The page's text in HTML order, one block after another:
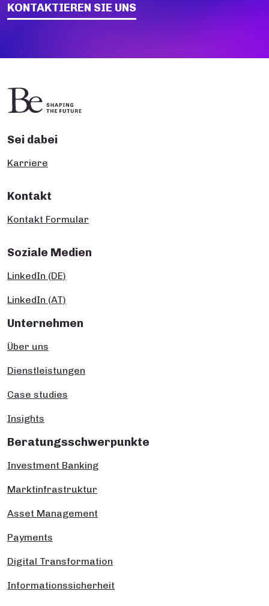
KONTAKTIEREN SIE UNS
Sei dabei
Karriere
Kontakt
Kontakt Formular
Soziale Medien
LinkedIn (DE)
LinkedIn (AT)
Unternehmen
Über uns
Dienstleistungen
Case studies
Insights
Beratungsschwerpunkte
Investment Banking
Marktinfrastruktur
Asset Management
Payments
Digital Transformation
Informationssicherheit